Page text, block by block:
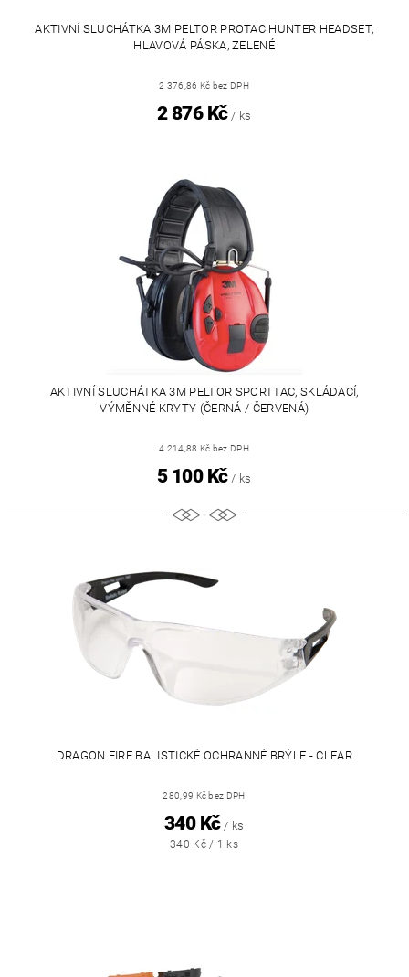
AKTIVNÍ SLUCHÁTKA 3M PELTOR PROTAC HUNTER HEADSET,
HLAVOVÁ PÁSKA, ZELENÉ
2 376,86 Kč bez DPH
2 876 Kč / ks
AKTIVNÍ SLUCHÁTKA 3M PELTOR SPORTTAC, SKLÁDACÍ,
VÝMĚNNÉ KRYTY (ČERNÁ / ČERVENÁ)
4 214,88 Kč bez DPH
5 100 Kč / ks
DRAGON FIRE BALISTICKÉ OCHRANNÉ BRÝLE - CLEAR
280,99 Kč bez DPH
340 Kč / ks
340 Kč / 1 ks